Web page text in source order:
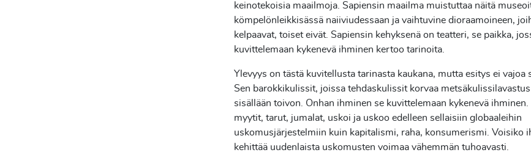
keinotekoisia maailmoja. Sapiensin maailma muistuttaa näitä
kömpelönleikkisässä naiiviudessaan ja vaihtuvine dioraamoineen,
kelpaavat, toiset eivät. Sapiensin kehyksenä on teatteri, se paikka,
kuvittelemaan kykenevä ihminen kertoo tarinoita.
Ylevyys on tästä kuvitellusta tarinasta kaukana, mutta esitys ei vajoa
Sen barokkikulissit, joissa tehdaskulissit korvaa
sisällään toivon. Onhan ihminen se kuvittelemaan kykenevä
myytit, tarut, jumalat, uskoi ja uskoo edelleen sellaisiin globaaleihin
uskomusjärjestelmiin kuin kapitalismi, raha, konsumerismi. Voisiko
kehittää uudenlaista uskomusten voimaa vähemmän tuhoavasti.